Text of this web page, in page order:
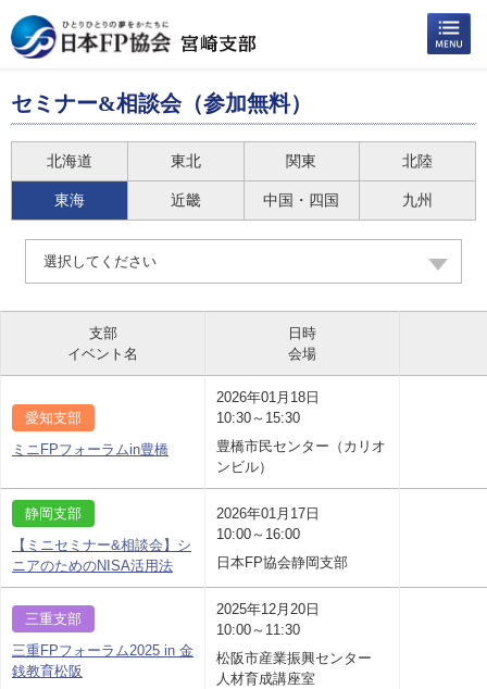
セミナー&相談会（参加無料）
北海道 東北 関東 北陸
東海 近畿 中国・四国 九州
選択してください
支部
イベント名
日時
会場
愛知支部
ミニFPフォーラムin豊橋
2026年01月18日
10:30～15:30
豊橋市民センター（カリオ
ンビル）
静岡支部
【ミニセミナー&相談会】シ
ニアのためのNISA活用法
2026年01月17日
10:00～16:00
日本FP協会静岡支部
三重支部
三重FPフォーラム2025 in 金
銭教育松阪
2025年12月20日
10:00～11:30
松阪市産業振興センター
人材育成講座室